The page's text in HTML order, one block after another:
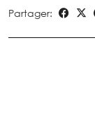
Partager: